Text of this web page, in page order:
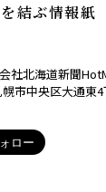
結ぶ情報紙
社北海道新聞
市中央区大通東4